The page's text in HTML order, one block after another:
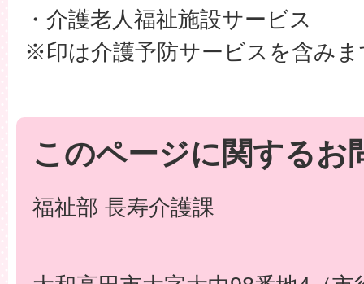
・介護老人福祉施設サービス
※印は介護予防サービスを含みま
このページに関するお
福祉部 長寿介護課